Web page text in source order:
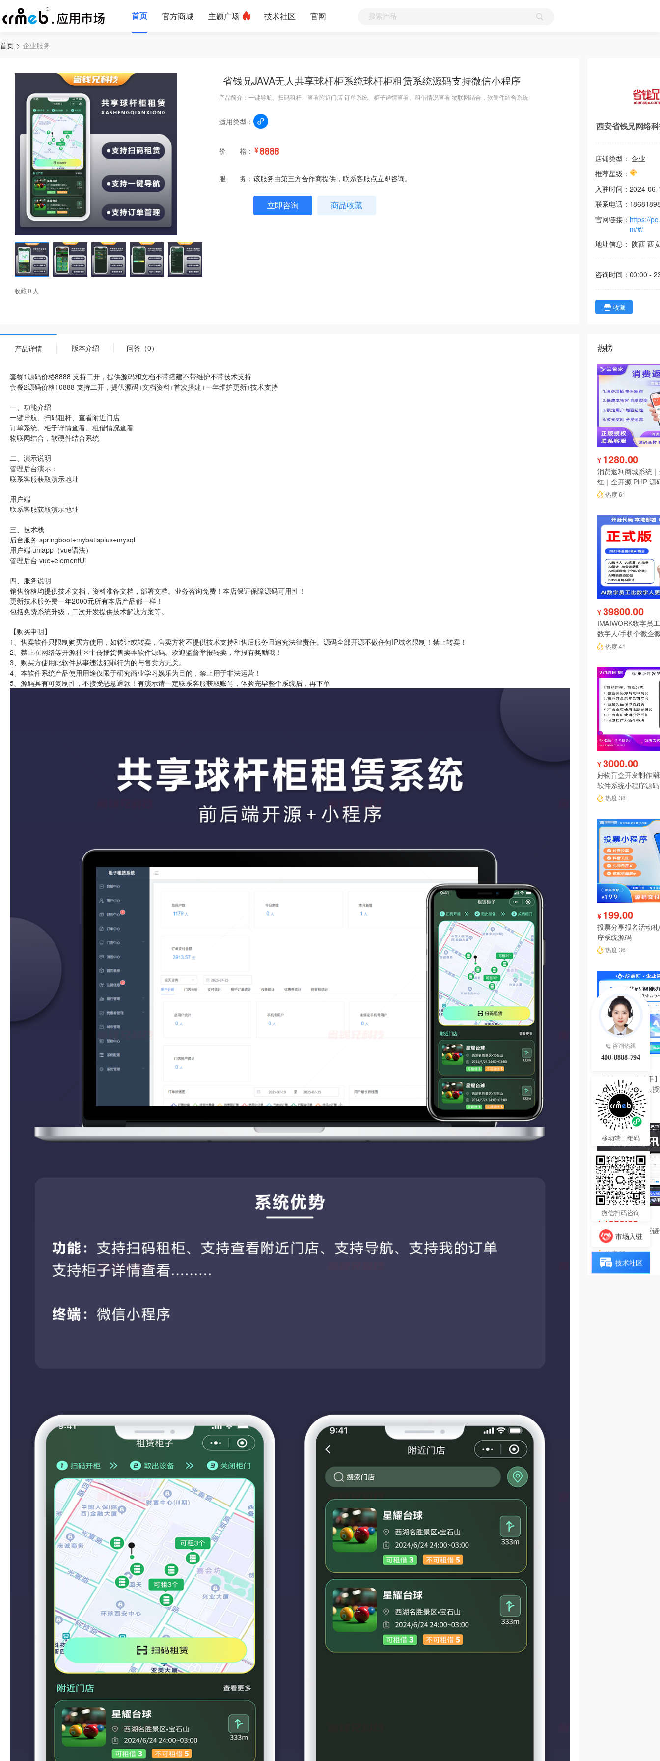
首页 官方商城 主题广场 技术社区 官网
首页 企业服务
收藏 0 人
省钱兄JAVA无人共享球杆柜系统球杆柜租赁系统源码支持微信小程序
产品简介：一键导航、扫码租杆、查看附近门店 订单系统、柜子详情查看、租借情况查看 物联网结合，软硬件结合系统
适用类型：
价 格： ￥8888
服 务： 该服务由第三方合作商提供，联系客服点立即咨询。
立即咨询 商品收藏
西安省钱兄网络
店铺类型： 企业
推荐星级：
入驻时间： 2024-06-
联系电话：
官网链接： https://
m/#/
地址信息： 陕西 西
咨询时间： 00:00 -
收藏
产品详情 版本介绍 问答（0）
套餐1源码价格8888 支持二开，提供源码和文档不带搭建不带维护不带技术支持
套餐2源码价格10888 支持二开，提供源码+文档资料+首次搭建+一年维护更新+技术支持
一、功能介绍
一键导航、扫码租杆、查看附近门店
订单系统、柜子详情查看、租借情况查看
物联网结合，软硬件结合系统
二、演示说明
管理后台演示：
联系客服获取演示地址
用户端
联系客服获取演示地址
三、技术栈
后台服务 springboot+mybatisplus+mysql
用户端 uniapp（vue语法）
管理后台 vue+elementUi
四、服务说明
销售价格均提供技术文档，资料准备文档，部署文档。业务咨询免费！本店保证保障源码可用性！
更新技术服务费一年2000元所有本店产品都一样！
包括免费系统升级，二次开发提供技术解决方案等。
【购买申明】
1、售卖软件只限制购买方使用，如转让或转卖，售卖方将不提供技术支持和售后服务且追究法律责任。源码全部开源不做任何IP域名限制！禁止转卖！
2、禁止在网络等开源社区中传播货售卖本软件源码。欢迎监督举报转卖，举报有奖励哦！
3、购买方使用此软件从事违法犯罪行为的与售卖方无关。
4、本软件系统产品使用用途仅限于研究商业学习娱乐为目的，禁止用于非法运营！
5、源码具有可复制性，不接受恶意退款！有演示请一定联系客服获取账号，体验完毕整个系统后，再下单
热榜
¥ 1280.00
消费返利商城系统
红｜全开源 PHP 源
热度 61
¥ 39800.00
IMAIWORK数字员
数字人/手机个微企
陪练/电销/客服/法
热度 41
¥ 3000.00
好物盲盒开发制作
软件系统小程序源码
热度 38
¥ 199.00
投票分享报名活动
序系统源码
热度 36
【陀螺匠·企业助手
理系统独立版永久
热度 36
¥ 4680.00
酷柚易汛ERP供应
系统
热度 30
咨询热线
400-8888-794
移动端二维码
微信扫码咨询
市场入驻
技术社区